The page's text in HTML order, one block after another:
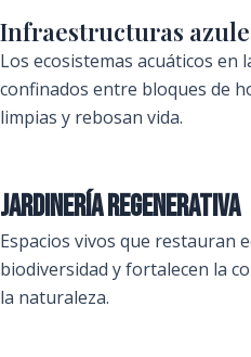
Infraestructuras
Los ecosistemas acuáticos en
confinados entre bloques de
limpias y rebosan vida.
Jardinería regenerativa
Espacios vivos que restauran
biodiversidad y fortalecen la
la naturaleza.